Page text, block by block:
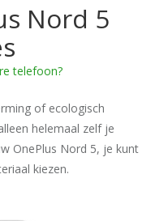
Nord 5
telefoon?
of ecologisch
helemaal zelf je
OnePlus Nord 5, je kunt
kiezen.